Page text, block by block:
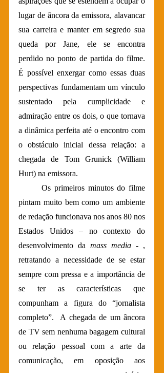
lugar de âncora da emissora, alavancar
sua carreira e manter em segredo sua
queda por Jane, ele se encontra
perdido no ponto de partida do filme.
É possível enxergar como essas duas
perspectivas fundamentam um vínculo
sustentado pela cumplicidade e
admiração entre os dois, o que tornava
a dinâmica perfeita até o encontro com
o obstáculo inicial dessa relação: a
chegada de Tom Grunick (William
Hurt) na emissora.
pintam muito bem como um ambiente
de redação funcionava nos anos 80 nos
Estados Unidos – no contexto do
desenvolvimento da mass media - ,
retratando a necessidade de se estar
sempre com pressa e a importância de
se ter as características que
compunham a figura do “jornalista
completo”.  A chegada de um âncora
de TV sem nenhuma bagagem cultural
ou relação pessoal com a arte da
comunicação, em oposição aos